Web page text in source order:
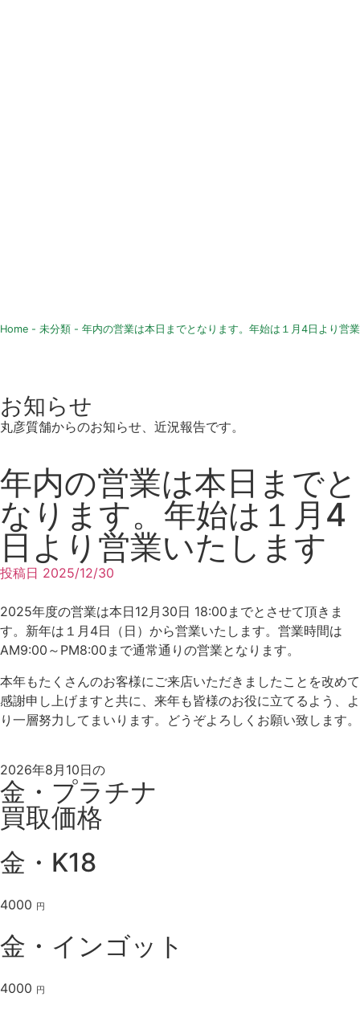
Home - 未分類 - 年内の営業は本日までとなります。年始は１月4日より営
お知らせ
丸彦質舗からのお知らせ、近況報告です。
年内の営業は本日までと
なります。年始は１月4
日より営業いたします
投稿日 2025/12/30
2025年度の営業は本日12月30日 18:00までとさせて頂きま
す。新年は１月4日（日）から営業いたします。営業時間は
AM9:00～PM8:00まで通常通りの営業となります。
本年もたくさんのお客様にご来店いただきましたことを改めて
感謝申し上げますと共に、来年も皆様のお役に立てるよう、よ
り一層努力してまいります。どうぞよろしくお願い致します。
2026年8月10日の
金・プラチナ
買取価格
金・K18
4000 円
金・インゴット
4000 円